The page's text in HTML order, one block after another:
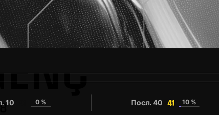
10 0 % Посл. 40 41 10 %